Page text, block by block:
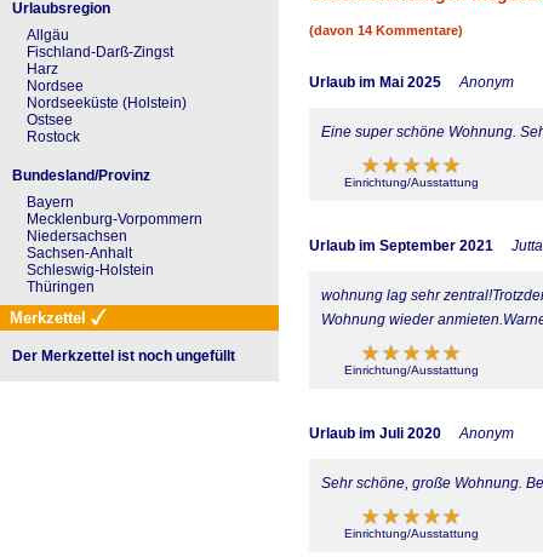
(davon 14 Kommentare)
Urlaub im Mai 2025 Anonym
Eine super schöne Wohnung.
Einrichtung/Ausstattung
Urlaub im September 2021
wohnung lag sehr
Wohnung wieder
Einrichtung/Ausstattung
Urlaub im Juli 2020 Anonym
Sehr schöne, große Wohnung.
Einrichtung/Ausstattung
Urlaubsregion
Allgäu
Fischland-Darß-Zingst
Harz
Nordsee
Nordseeküste (Holstein)
Ostsee
Rostock
Bundesland/Provinz
Bayern
Mecklenburg-Vorpommern
Niedersachsen
Sachsen-Anhalt
Schleswig-Holstein
Thüringen
Merkzettel
Der Merkzettel ist noch ungefüllt